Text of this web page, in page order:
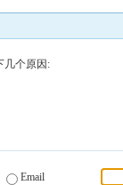
几个原因:
Email